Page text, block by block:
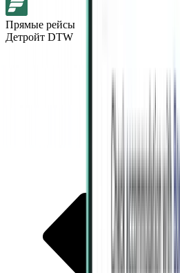
Прямые рейсы
Детройт DTW